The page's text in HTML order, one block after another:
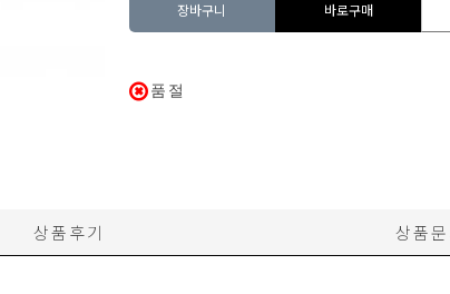
장바구니 바로구매
품절
상품후기 상품문